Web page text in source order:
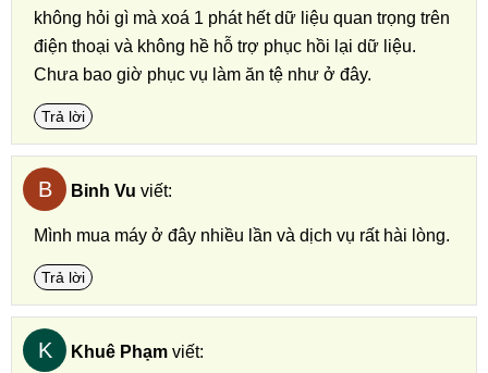
không hỏi gì mà xoá 1 phát hết dữ liệu quan trọng trên
điện thoại và không hề hỗ trợ phục hồi lại dữ liệu.
Chưa bao giờ phục vụ làm ăn tệ như ở đây.
Trả lời
B Binh Vu viết:
Mình mua máy ở đây nhiều lần và dịch vụ rất hài lòng.
Trả lời
K Khuê Phạm viết: